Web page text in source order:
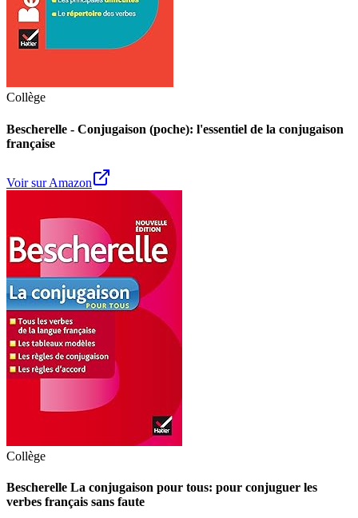
Collège
Bescherelle - Conjugaison (poche): l'essentiel de la conjugaison
française
Voir sur Amazon
Collège
Bescherelle La conjugaison pour tous: pour conjuguer les
verbes français sans faute